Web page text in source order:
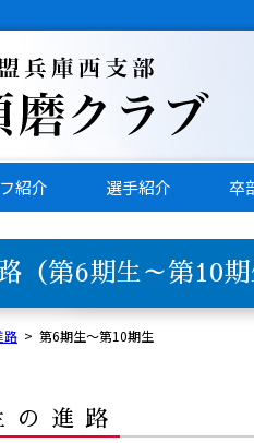
紹介 選手紹介 卒
（第6期生～第10期
路 > 第6期生～第10期生
の進路